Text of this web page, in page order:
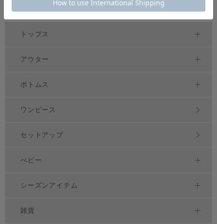
140～160cm
大人
S～XL 親子ペア
トップス
アウター
ボトムス
ワンピース
セットアップ
べビー
シーズンアイテム
雑貨